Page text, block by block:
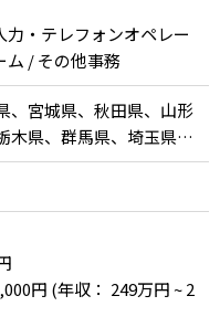
・テレフォンオペレー
ム / その他事務
、宮城県、秋田県、山形
木県、群馬県、埼玉県、
県、新潟県、富山県、石
野県、岐阜県、静岡
賀県、京都府、大阪府、
、鳥取県、島根県、岡
島県、香川県、愛媛
賀県、長崎県、熊本県、
円 (年収： 249万円 ~ 2